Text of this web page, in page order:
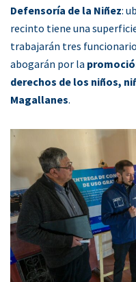
Defensoría de la Niñez:
recinto tiene una
trabajarán tres
abogarán por la
derechos de los niños,
Magallanes.